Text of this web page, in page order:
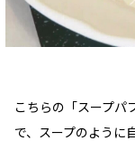
こちらの「スープパ
で、スープのように